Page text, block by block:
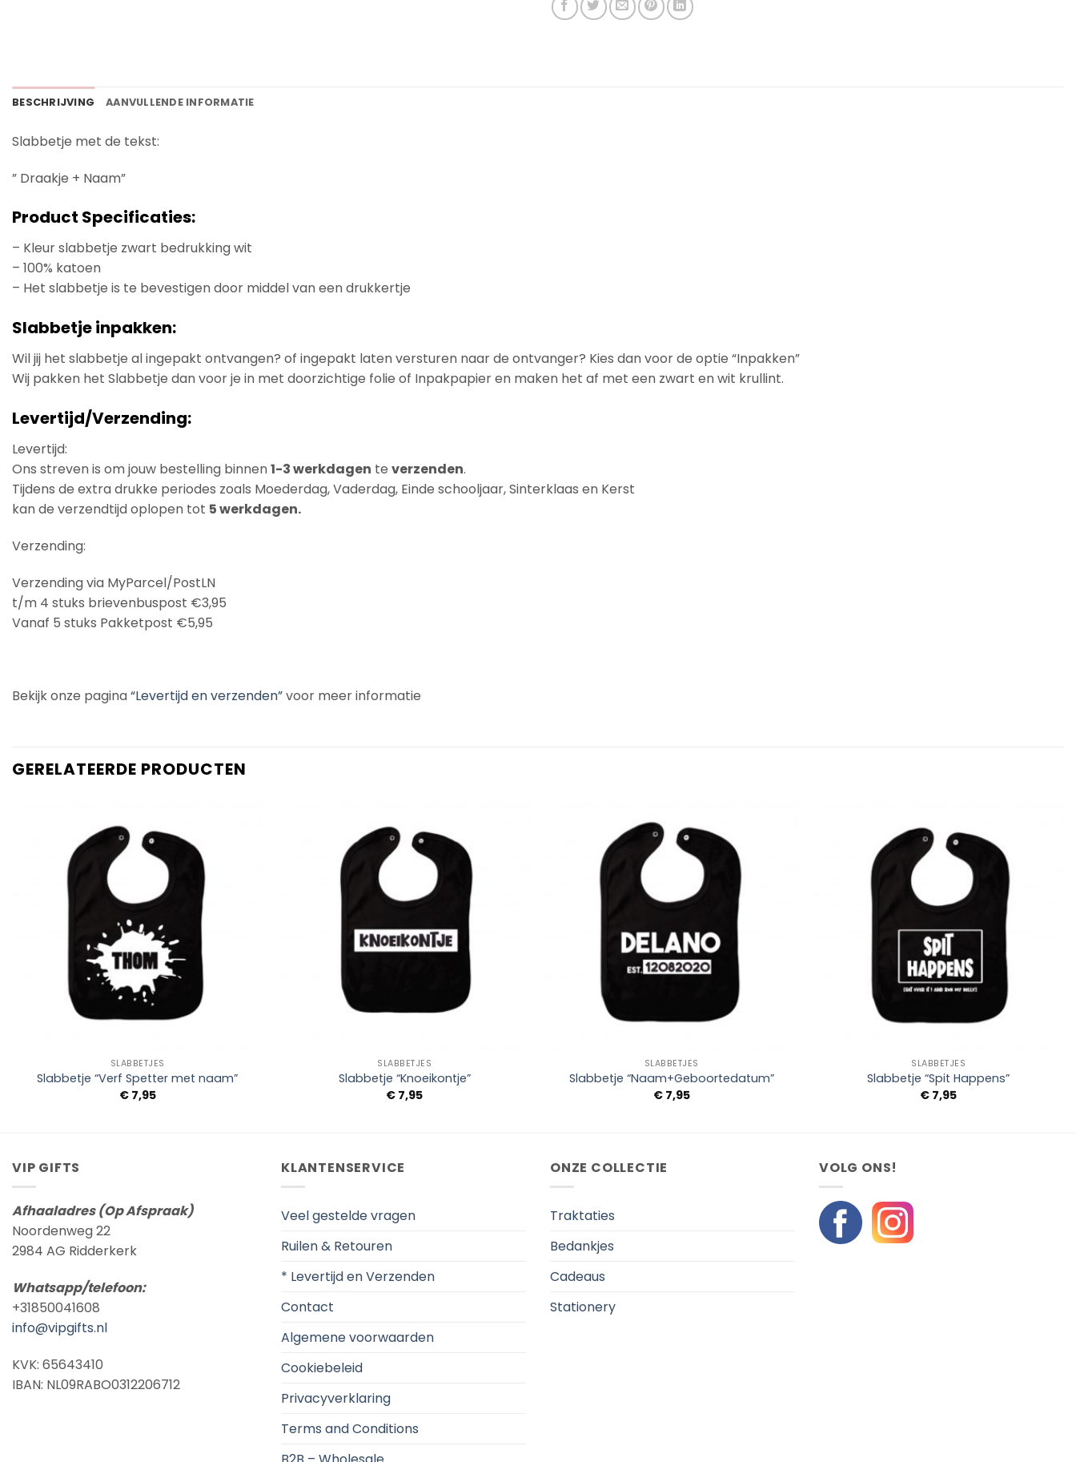
BESCHRIJVING AANVULLENDE INFORMATIE
Slabbetje met de tekst:
” Draakje + Naam”
Product Specificaties:
– Kleur slabbetje zwart bedrukking wit
– 100% katoen
– Het slabbetje is te bevestigen door middel van een drukkertje
Slabbetje inpakken:
Wil jij het slabbetje al ingepakt ontvangen? of ingepakt laten versturen naar de ontvanger? Kies dan voor de optie “Inpakken”
Wij pakken het Slabbetje dan voor je in met doorzichtige folie of Inpakpapier en maken het af met een zwart en wit krullint.
Levertijd/Verzending:
Levertijd:
Ons streven is om jouw bestelling binnen1-3 werkdagen te verzenden.
Tijdens de extra drukke periodes zoals Moederdag, Vaderdag, Einde schooljaar, Sinterklaas en Kerst
kan de verzendtijd oplopen tot 5 werkdagen.
Verzending:
Verzending via MyParcel/PostLN
t/m 4 stuks brievenbuspost €3,95
Vanaf 5 stuks Pakketpost €5,95
Bekijk onze pagina“Levertijd en verzenden”voor meer informatie
GERELATEERDE PRODUCTEN
SLABBETJES
Slabbetje “Verf Spetter met naam”
€7,95
SLABBETJES
Slabbetje “Knoeikontje”
€ 7,95
SLABBETJES
Slabbetje “Naam+Geboortedatum”
€7,95
SLABBETJES
Slabbetje “Spit Happens”
€ 7,95
VIP GIFTS
Afhaaladres (Op Afspraak)
Noordenweg 22
2984 AG Ridderkerk
Whatsapp/telefoon:
+31850041608
info@vipgifts.nl
KVK: 65643410
IBAN: NL09RABO0312206712
KLANTENSERVICE
Veel gestelde vragen
Ruilen & Retouren
* Levertijd en Verzenden
Contact
Algemene voorwaarden
Cookiebeleid
Privacyverklaring
Terms and Conditions
ONZE COLLECTIE
Traktaties
Bedankjes
Cadeaus
Stationery
VOLG ONS!